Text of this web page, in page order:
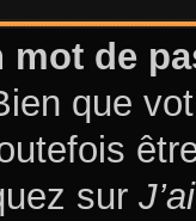
mot de
que
sur